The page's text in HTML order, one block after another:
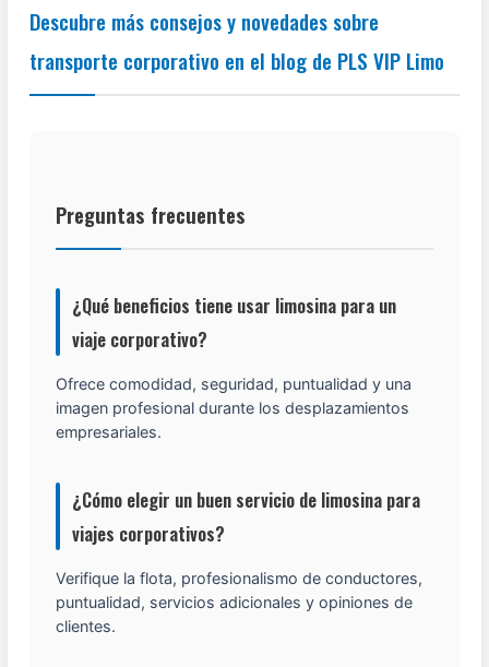
Descubre más consejos y novedades sobre
transporte corporativo en el blog de PLS VIP Limo
Preguntas frecuentes
¿Qué beneficios tiene usar limosina para un
viaje corporativo?
Ofrece comodidad, seguridad, puntualidad y una
imagen profesional durante los desplazamientos
empresariales.
¿Cómo elegir un buen servicio de limosina para
viajes corporativos?
Verifique la flota, profesionalismo de conductores,
puntualidad, servicios adicionales y opiniones de
clientes.